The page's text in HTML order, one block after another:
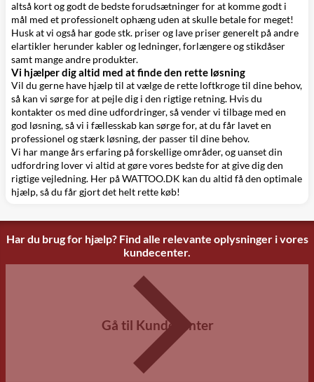
altså kort og godt de bedste forudsætninger for at komme godt i
mål med et professionelt ophæng uden at skulle betale for meget!
Husk at vi også har gode stk. priser og lave priser generelt påandre
elartikler herunder kabler og ledninger,forlængere og stikdåser
samt mange andre produkter.
Vi hjælper dig altid med at finde den rette løsning
Vil du gerne have hjælp til at vælge de rette loftkroge til dine behov,
så kan vi sørge for at pejle dig i den rigtige retning. Hvis du
kontakter os med dine udfordringer, så vender vi tilbage med en
god løsning, så vi i fællesskab kan sørge for, at du får lavet en
professionel og stærk løsning, der passer til dine behov.
Vi har mange års erfaring på forskellige områder, og uanset din
udfordring lover vi altid at gøre vores bedste for at give dig den
rigtige vejledning. Her på WATTOO.DK kan du altid få den optimale
hjælp, så du får gjort det helt rette køb!
Har du brug for hjælp? Find alle relevante oplysninger i vores
kundecenter.
Gå til Kundecenter